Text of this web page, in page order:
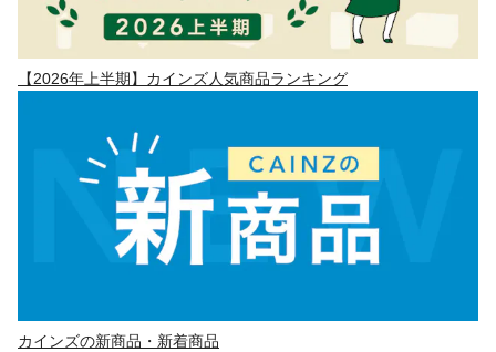
【2026年上半期】カインズ人気商品ランキング
カインズの新商品・新着商品